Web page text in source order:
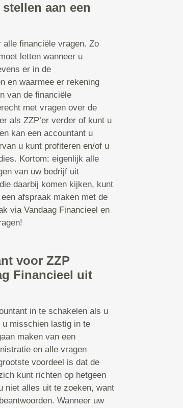
aan een
financiële vragen. Zo
letten wanneer u
er in de
en waarmee er rekening
van de financiële
met vragen over de
als ZZP’er verder of kunt u
kan een accountant u
u kunt profiteren en/of u
Kortom: eigenlijk alle
van uw bedrijf uit
daarbij komen kijken, kunt
afspraak maken met de
via Vandaag Financieel en
voor ZZP
Financieel uit
in te schakelen als u
u misschien lastig in te
maken van een
en alle vragen
voordeel is dat de
kunt richten op hetgeen
niet alles uit te zoeken, want
Wanneer uw